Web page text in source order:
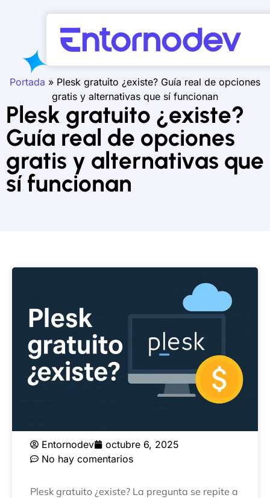
Portada » Plesk gratuito ¿existe? Guía real de opciones
gratis y alternativas que sí funcionan
Plesk gratuito ¿existe?
Guía real de opciones
gratis y alternativas que
sí funcionan
Entornodev
octubre 6, 2025
No hay comentarios
Plesk gratuito ¿existe? La pregunta se repite a